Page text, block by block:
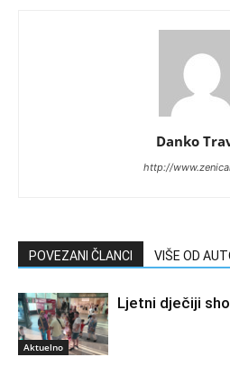
Danko
http://
POVEZANI ČLANCI VIŠE OD
Aktuelno
Ljetni dječiji